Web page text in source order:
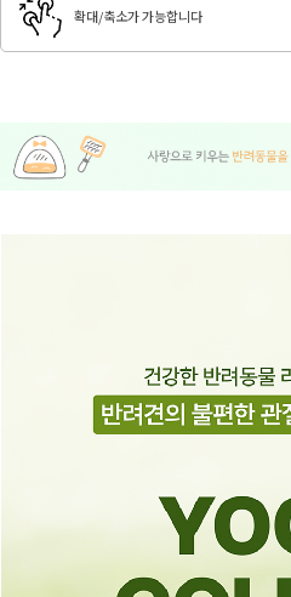
확대/축소가 가능합니다